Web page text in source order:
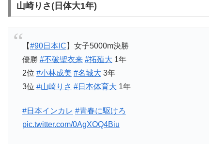
山崎りさ(日体大1年)
【#90日本IC 】女子5000m決勝
優勝 #不破聖衣来 #拓殖大 1年
2位 #小林成美 #名城大 3年
3位 #山崎りさ #日本体育大 1年
#日本インカレ #青春に駆けろ
pic.twitter.com/0AgXOQ4Biu